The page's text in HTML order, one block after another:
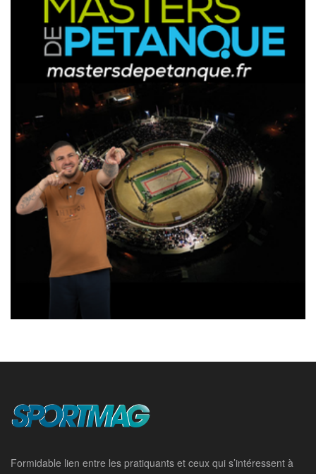
Formidable lien entre les pratiquants et ceux qui s’intéressent à